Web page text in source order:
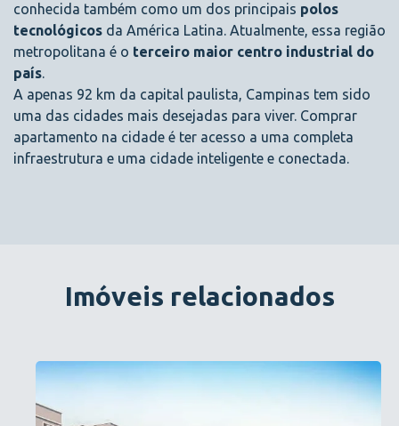
conhecida também como um dos principais polos
tecnológicos da América Latina. Atualmente, essa região
metropolitana é o terceiro maior centro industrial do
país.
A apenas 92 km da capital paulista, Campinas tem sido
uma das cidades mais desejadas para viver. Comprar
apartamento na cidade é ter acesso a uma completa
infraestrutura e uma cidade inteligente e conectada.
Imóveis relacionados